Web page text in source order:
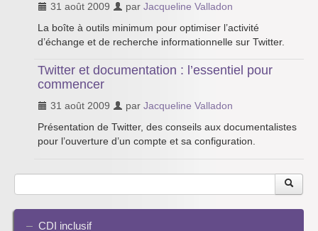
31 août 2009 par Jacqueline Valladon
La boîte à outils minimum pour optimiser l’activité
d’échange et de recherche informationnelle sur Twitter.
Twitter et documentation : l’essentiel pour
commencer
31 août 2009 par Jacqueline Valladon
Présentation de Twitter, des conseils aux documentalistes
pour l’ouverture d’un compte et sa configuration.
CDI inclusif